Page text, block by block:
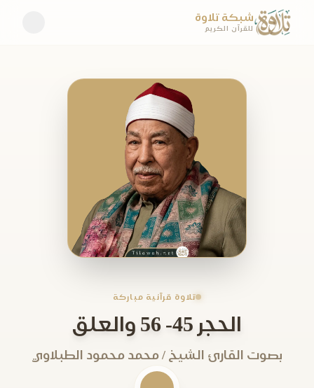
شبكة تلاوة
للقرآن الكريم
تلاوة قرآنية مباركة
الحجر 45- 56 والعلق
بصوت القارئ الشيخ / محمد محمود الطبلاوي